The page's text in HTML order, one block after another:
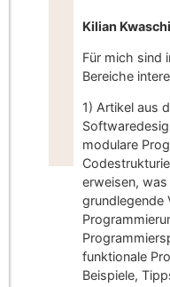
Kilian
Für mich sind
Bereiche
1) Artikel aus
modulare
erweisen,
grundlegende
funktionale
Beispiele,